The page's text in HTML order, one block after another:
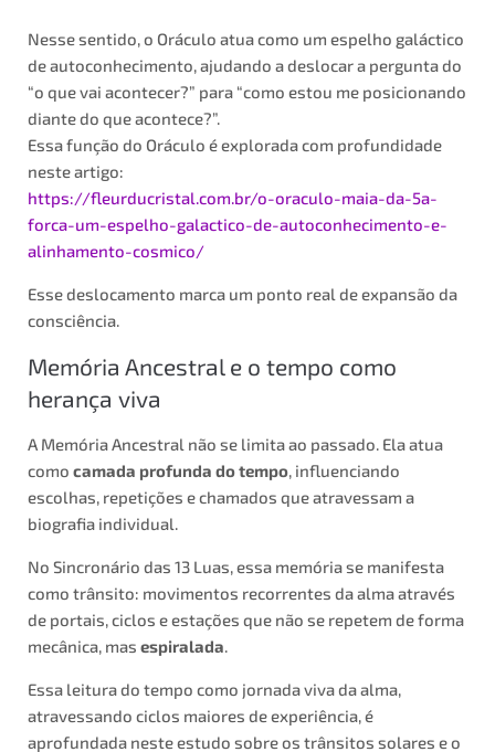
Nesse sentido, o Oráculo atua como um espelho galáctico
de autoconhecimento, ajudando a deslocar a pergunta do
“o que vai acontecer?” para “como estou me posicionando
diante do que acontece?”.
Essa função do Oráculo é explorada com profundidade
neste artigo:
https://fleurducristal.com.br/o-oraculo-maia-da-5a-
forca-um-espelho-galactico-de-autoconhecimento-e-
alinhamento-cosmico/
Esse deslocamento marca um ponto real de expansão da
consciência.
Memória Ancestral e o tempo como
herança viva
A Memória Ancestral não se limita ao passado. Ela atua
como camada profunda do tempo, influenciando
escolhas, repetições e chamados que atravessam a
biografia individual.
No Sincronário das 13 Luas, essa memória se manifesta
como trânsito: movimentos recorrentes da alma através
de portais, ciclos e estações que não se repetem de forma
mecânica, mas espiralada.
Essa leitura do tempo como jornada viva da alma,
atravessando ciclos maiores de experiência, é
aprofundada neste estudo sobre os trânsitos solares e o